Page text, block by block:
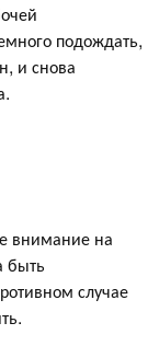
подождать,
и снова
внимание на
быть
случае